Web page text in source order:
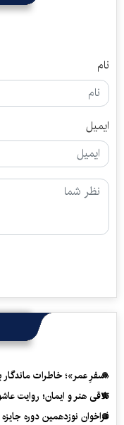
نام
ایمیل
«سفرِ عمر»؛ خاطرات ماندگار
تلاقی هنر و ایمان؛ روایت
فراخوان نوزدهمین دوره